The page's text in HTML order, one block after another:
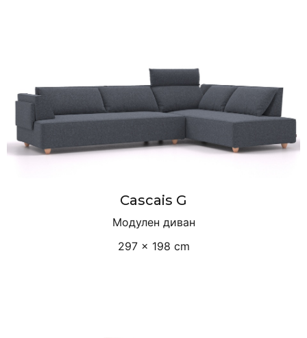
Cascais G
Модулен диван
297 × 198 cm